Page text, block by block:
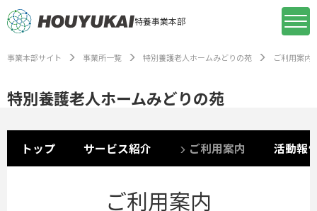
特養事業本部
事業本部サイト 事業所一覧 特別養護老人ホームみどりの苑 ご利用案内
特別養護老人ホームみどりの苑
トップ サービス紹介 ご利用案内 活動報
ご利用案内